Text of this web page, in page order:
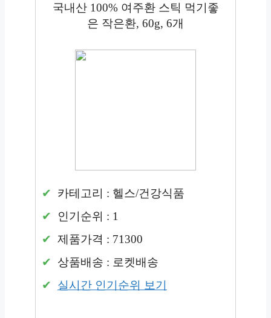
국내산 100% 여주환 스틱 먹기좋
은 작은환, 60g, 6개
카테고리 : 헬스/건강식품
인기순위 : 1
제품가격 : 71300
상품배송 : 로켓배송
실시간 인기순위 보기